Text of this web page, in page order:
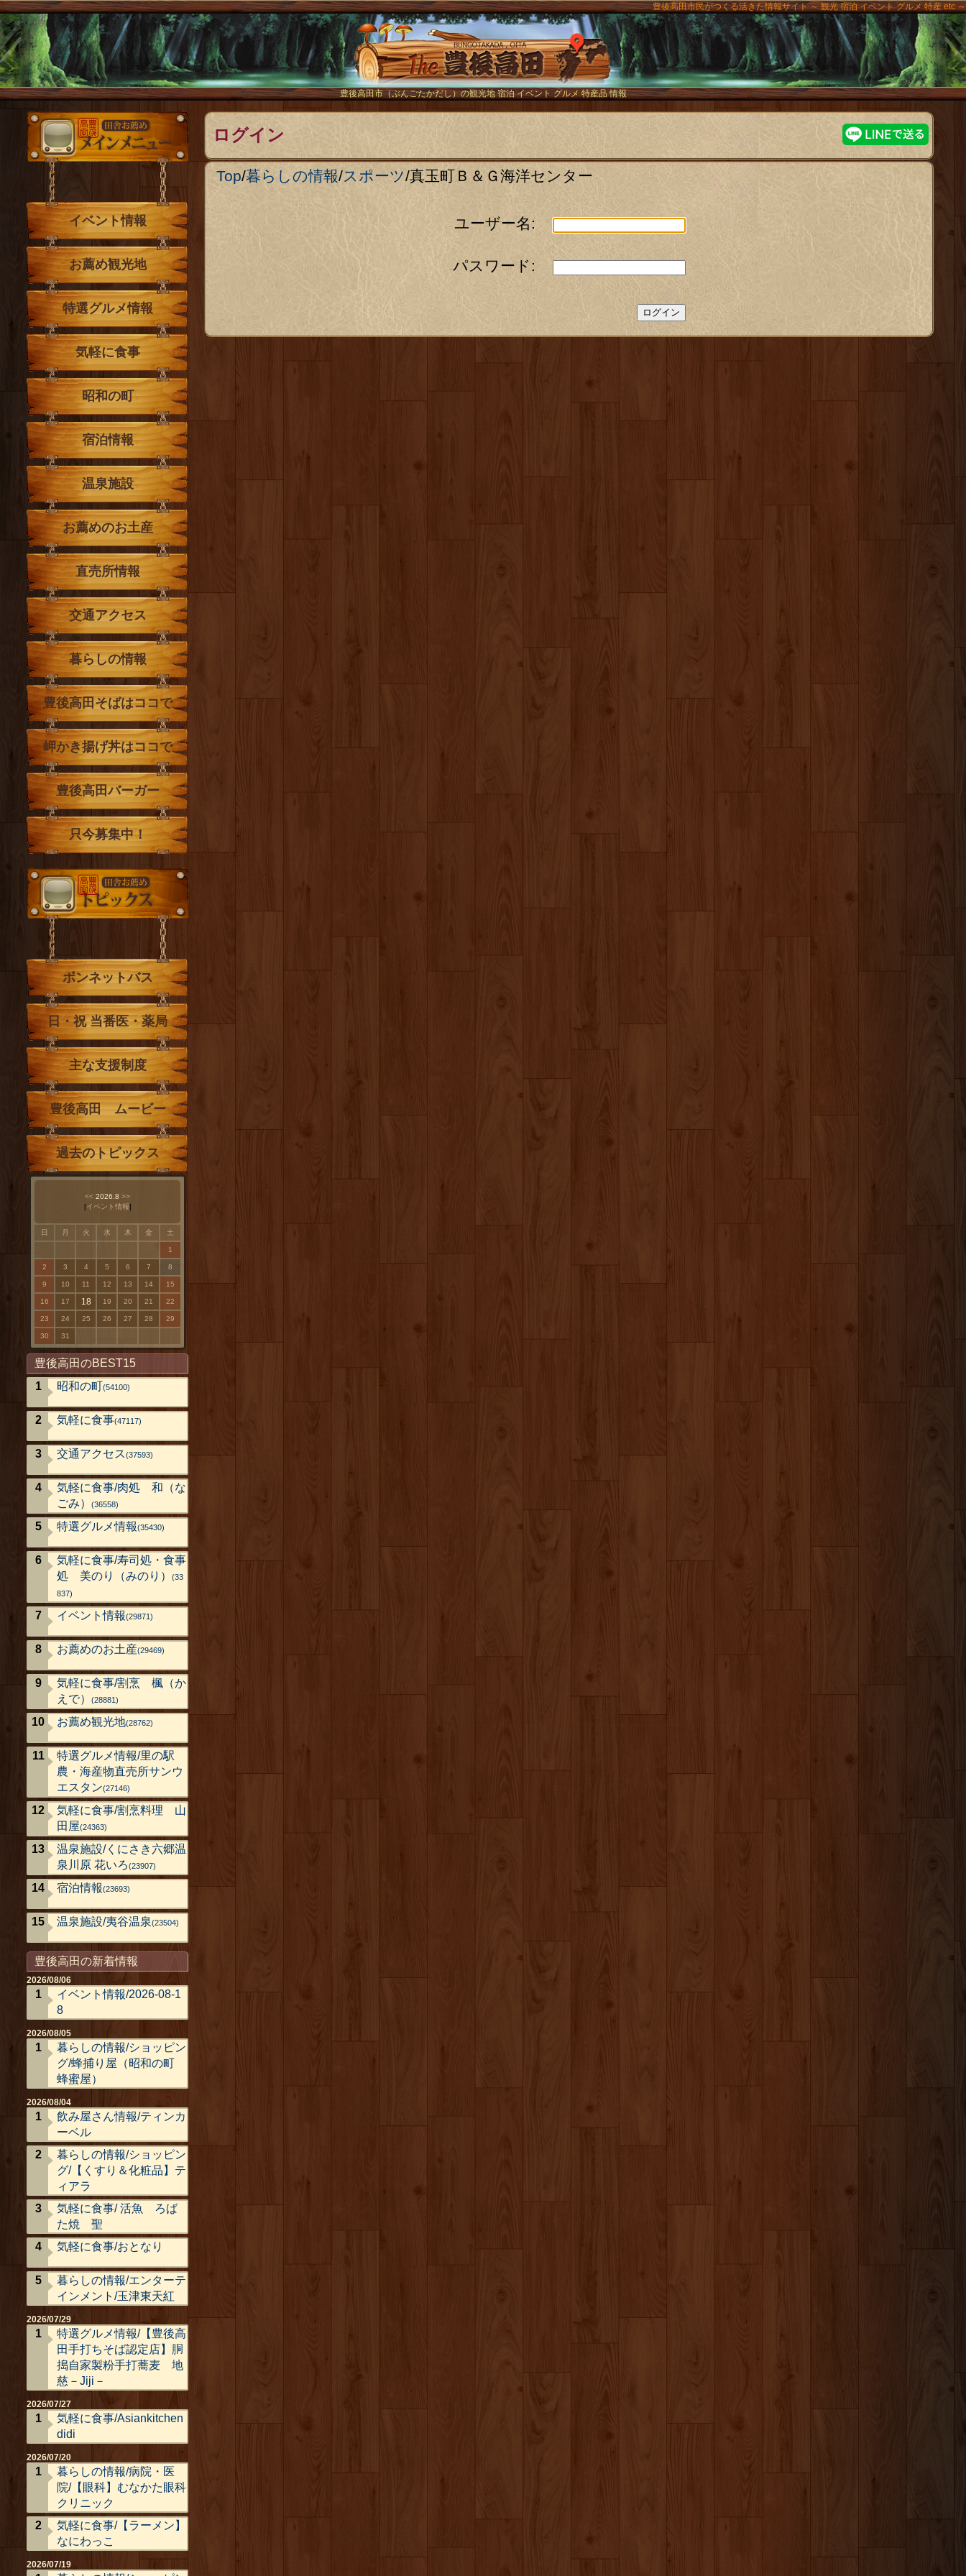
豊後高田市民がつくる活きた情報サイト ～ 観光 宿泊 イベント グルメ 特産 etc ～
The豊後高田
豊後高田市（ぶんごたかだし）の観光地 宿泊 イベント グルメ 特産品 情報
ログイン
Top/暮らしの情報/スポーツ/真玉町Ｂ＆Ｇ海洋センター
ユーザー名:
パスワード:
メインメニュー
イベント情報
お薦め観光地
特選グルメ情報
気軽に食事
昭和の町
宿泊情報
温泉施設
お薦めのお土産
直売所情報
交通アクセス
暮らしの情報
豊後高田そばはココで
岬かき揚げ丼はココで
豊後高田バーガー
只今募集中！
ボンネットバス
日・祝 当番医・薬局
主な支援制度
豊後高田 ムービー
過去のトピックス
<< 2026.8 >>
[イベント情報]
日 月 火 水 木 金 土
1
2 3 4 5 6 7 8
9 10 11 12 13 14 15
16 17 18 19 20 21 22
23 24 25 26 27 28 29
30 31
豊後高田のBEST15
昭和の町(54100)
気軽に食事(47117)
交通アクセス(37593)
気軽に食事/肉処 和（な
ごみ）
(36558)
特選グルメ情報(35430)
気軽に食事/寿司処・食事
処 美のり（みのり）
(33
837)
イベント情報(29871)
お薦めのお土産(29469)
気軽に食事/割烹 楓（か
えで）
(28881)
お薦め観光地(28762)
特選グルメ情報/里の駅
農・海産物直売所サンウ
エスタン(27146)
気軽に食事/割烹料理 山
田屋(24363)
温泉施設/くにさき六郷温
泉川原 花いろ(23907)
宿泊情報(23693)
温泉施設/夷谷温泉(23504)
豊後高田の新着情報
2026/08/06
イベント情報/2026-08-1
8
2026/08/05
暮らしの情報/ショッピン
グ/蜂捕り屋（昭和の町
蜂蜜屋）
2026/08/04
飲み屋さん情報/ティンカ
ーベル
暮らしの情報/ショッピン
グ/【くすり＆化粧品】テ
ィアラ
気軽に食事/ 活魚 ろば
た焼 聖
気軽に食事/おとなり
暮らしの情報/エンターテ
インメント/玉津東天紅
2026/07/29
特選グルメ情報/【豊後高
田手打ちそば認定店】胴
搗自家製粉手打蕎麦 地
慈－Jiji－
2026/07/27
気軽に食事/Asiankitchen
didi
2026/07/20
暮らしの情報/病院・医
院/【眼科】むなかた眼科
クリニック
気軽に食事/【ラーメン】
なにわっこ
2026/07/19